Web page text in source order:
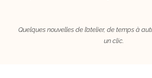
Quelques nouvelles de l’atelier, de temps à
un clic.